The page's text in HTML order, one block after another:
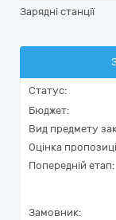
Зарядні станції
Статус:
Бюджет:
Вид предмету
Оцінка
Попередній етап:
Замовник: